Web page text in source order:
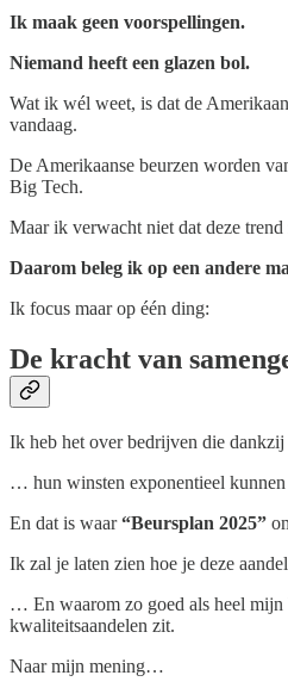
Ik maak geen voorspellingen.
Niemand heeft een glazen bol.
Wat ik wél weet, is dat de
vandaag.
De Amerikaanse beurzen worden
Big Tech.
Maar ik verwacht niet dat deze
Daarom beleg ik op een andere
Ik focus maar op één ding:
De kracht van
Ik heb het over bedrijven die
… hun winsten exponentieel kunnen
En dat is waar“Beursplan 2025”
Ik zal je laten zien hoe je deze
… En waarom zo goed als heel mijn
kwaliteitsaandelen zit.
Naar mijn mening…